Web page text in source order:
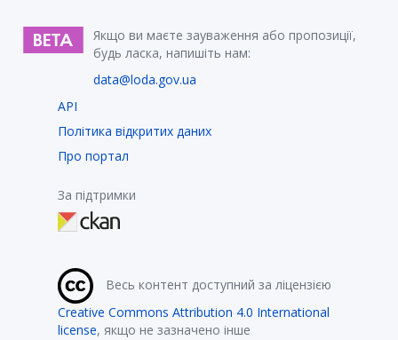
Якщо ви маєте зауваження або пропозиції,
будь ласка, напишіть нам:
data@loda.gov.ua
API
Політика відкритих даних
Про портал
За підтримки
Весь контент доступний за ліцензією
Creative Commons Attribution 4.0 International
license, якщо не зазначено інше